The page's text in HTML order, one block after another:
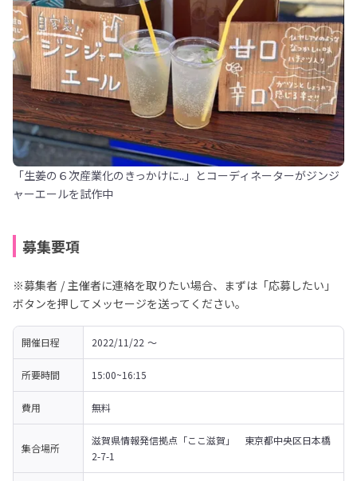
「生姜の６次産業化のきっかけに..」とコーディネーターがジンジ
ャーエールを試作中
募集要項
※募集者 / 主催者に連絡を取りたい場合、まずは「応募したい」
ボタンを押してメッセージを送ってください。
開催日程 2022/11/22 〜
所要時間 15:00~16:15
費用 無料
集合場所
滋賀県情報発信拠点「ここ滋賀」　東京都中央区日本橋
2-7-1